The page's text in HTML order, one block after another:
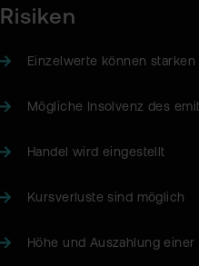
Risiken
Einzelwerte können
Mögliche Insolvenz des
Handel wird eingestellt
Kursverluste sind möglich
Höhe und Auszahlung